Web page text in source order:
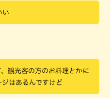
い
、観光客の方のお料理とかに
ジはあるんですけど